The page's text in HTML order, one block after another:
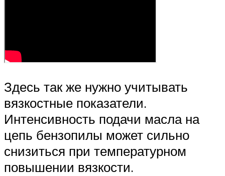
Здесь так же нужно учитывать
вязкостные показатели.
Интенсивность подачи масла на
цепь бензопилы может сильно
снизиться при температурном
повышении вязкости.